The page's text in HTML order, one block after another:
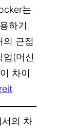
는
하기
근접
업(머신
차이
서의 차